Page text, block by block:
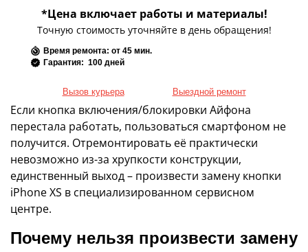
*Цена включает работы и материалы!
Точную стоимость уточняйте в день обращения!
Время ремонта: от 45 мин.
Гарантия: 100 дней
Вызов курьера Выездной ремонт
Если кнопка включения/блокировки Айфона
перестала работать, пользоваться смартфоном не
получится. Отремонтировать её практически
невозможно из-за хрупкости конструкции,
единственный выход – произвести замену кнопки
iPhone XS в специализированном сервисном
центре.
Почему нельзя произвести замену